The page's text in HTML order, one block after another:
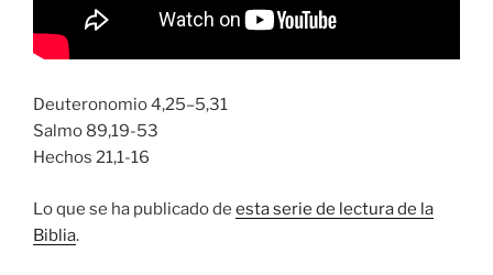
Deuteronomio 4,25–5,31
Salmo 89,19-53
Hechos 21,1-16
Lo que se ha publicado de esta serie de lectura de la
Biblia.